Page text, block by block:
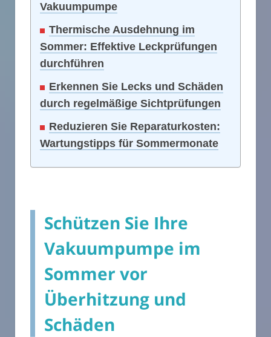
Vakuumpumpe
Thermische Ausdehnung im
Sommer: Effektive Leckprüfungen
durchführen
Erkennen Sie Lecks und Schäden
durch regelmäßige Sichtprüfungen
Reduzieren Sie Reparaturkosten:
Wartungstipps für Sommermonate
Schützen Sie Ihre
Vakuumpumpe im
Sommer vor
Überhitzung und
Schäden